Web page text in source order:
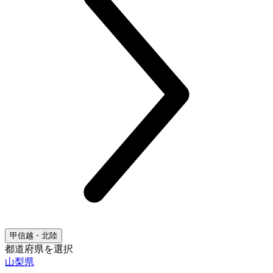
甲信越・北陸
都道府県を選択
山梨県